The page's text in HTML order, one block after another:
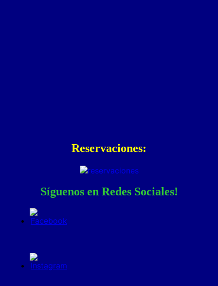
Reservaciones:
Síguenos en Redes Sociales!